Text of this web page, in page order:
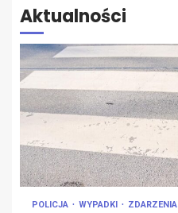
Aktualności
POLICJA WYPADKI ZDARZENIA